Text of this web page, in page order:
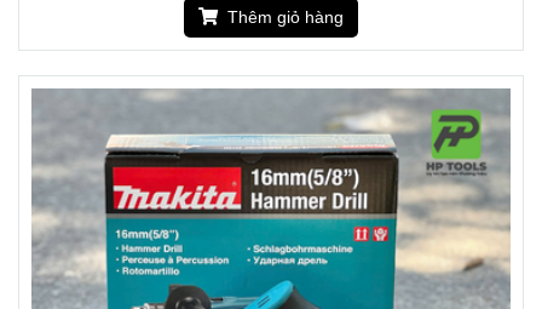
Thêm giỏ hàng